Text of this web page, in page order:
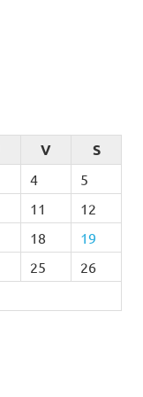
V S
4
5
11
12
18
19
25
26